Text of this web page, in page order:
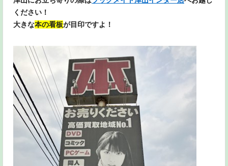
ください！
大きな本の看板が目印ですよ！